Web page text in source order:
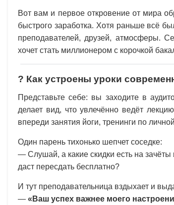
Вот вам и первое откровение от мира
быстрого заработка. Хотя раньше всё
преподавателей, друзей, атмосферы.
хочет стать миллионером с корочкой
? Как устроены уроки
Представьте себе: вы заходите в
делает вид, что увлечённо ведёт
впереди занятия йоги, тренинги по
Один парень тихонько шепчет соседке:
— Слушай, а какие скидки есть на зачёты
даст пересдать бесплатно?
И тут преподавательница вздыхает и
— «Ваш успех важнее моего